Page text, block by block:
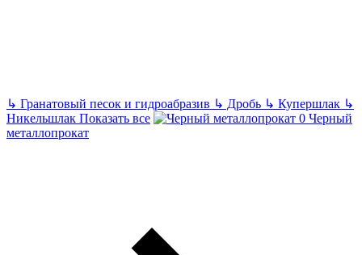
↳ Гранатовый песок и гидроабразив ↳ Дробь ↳ Купершлак ↳
Никельшлак Показать все
Черный
металлопрокат